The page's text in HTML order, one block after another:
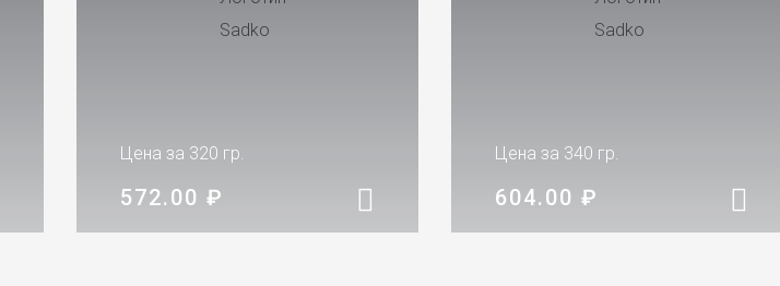
Цена за 320 гр.
572.00 ₽
Цена за 340 гр.
604.00 ₽